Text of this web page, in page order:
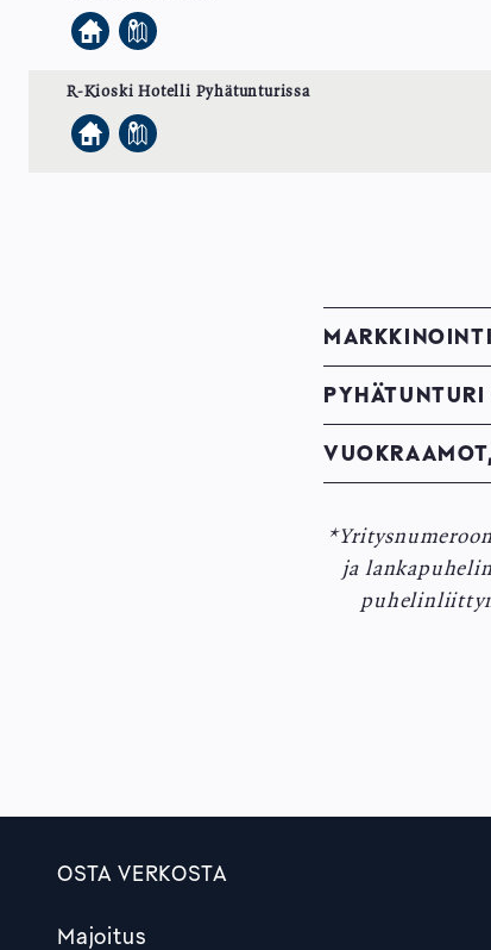
KotisivuKartta
R-Kioski Hotelli Pyhätunturissa
KotisivuKartta
MARKKINOINTI
ja
OSTA VERKOSTA
Majoitus